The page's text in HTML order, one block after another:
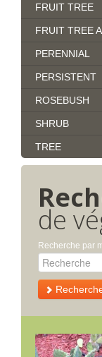
FRUIT TREE
FRUIT TREE
PERENNIAL
PERSISTENT
ROSEBUSH
SHRUB
TREE
de
Recherche par